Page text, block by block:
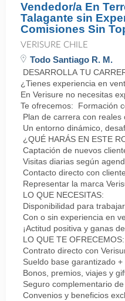
Vendedor/a En
Talagante sin
Comisiones Sin
VERISURE CHILE
Todo Santiago R. M.
DESARROLLA TU
¿Tienes experiencia en
En Verisure no necesitas
Te ofrecemos: Formación
Plan de carrera con reales
Un entorno dinámico,
¿QUÉ HARÁS EN ESTE
Captación de nuevos
Visitas diarias según
Contacto directo con
Representar la marca
LO QUE NECESITAS:
Disponibilidad para
Con o sin experiencia en
¡Actitud positiva y ganas
LO QUE TE OFRECEMOS:
Contrato directo con
Sueldo base garantizado
Bonos, premios, viajes y
Seguro complementario de
Convenios y beneficios